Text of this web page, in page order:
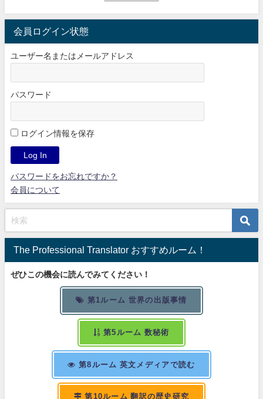
会員ログイン状態
ユーザー名またはメールアドレス
パスワード
ログイン情報を保存
パスワードをお忘れですか？
会員について
The Professional Translator おすすめルーム！
ぜひこの機会に読んでみてください！
第1ルーム 世界の出版事情
第5ルーム 数秘術
第8ルーム 英文メディアで読む
第10ルーム 翻訳の歴史研究